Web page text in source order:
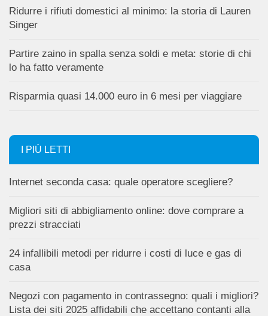
Ridurre i rifiuti domestici al minimo: la storia di Lauren
Singer
Partire zaino in spalla senza soldi e meta: storie di chi
lo ha fatto veramente
Risparmia quasi 14.000 euro in 6 mesi per viaggiare
I PIÙ LETTI
Internet seconda casa: quale operatore scegliere?
Migliori siti di abbigliamento online: dove comprare a
prezzi stracciati
24 infallibili metodi per ridurre i costi di luce e gas di
casa
Negozi con pagamento in contrassegno: quali i migliori?
Lista dei siti 2025 affidabili che accettano contanti alla